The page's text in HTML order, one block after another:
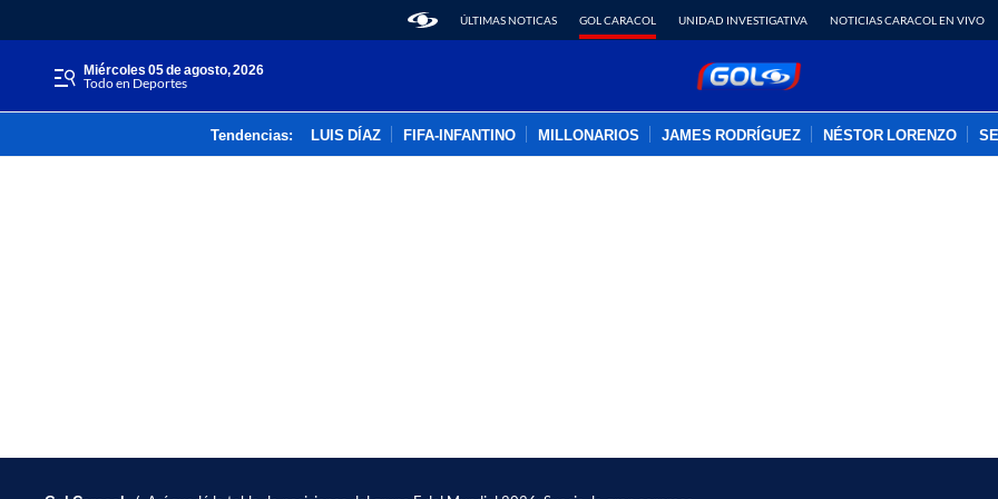
ÚLTIMAS NOTICAS GOL CARACOL UNIDAD INVESTIGATIVA NOTICIAS CARACOL EN VIVO
miércoles 05 de agosto, 2026
Todo en Deportes
Tendencias: LUIS DÍAZ FIFA-INFANTINO MILLONARIOS JAMES RODRÍGUEZ NÉSTOR LORENZO